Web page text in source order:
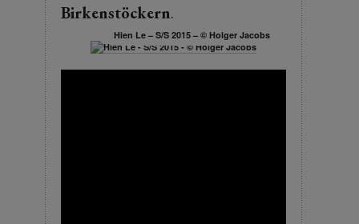
Birkenstöckern.
Hien Le – S/S 2015 – © Holger Jacobs